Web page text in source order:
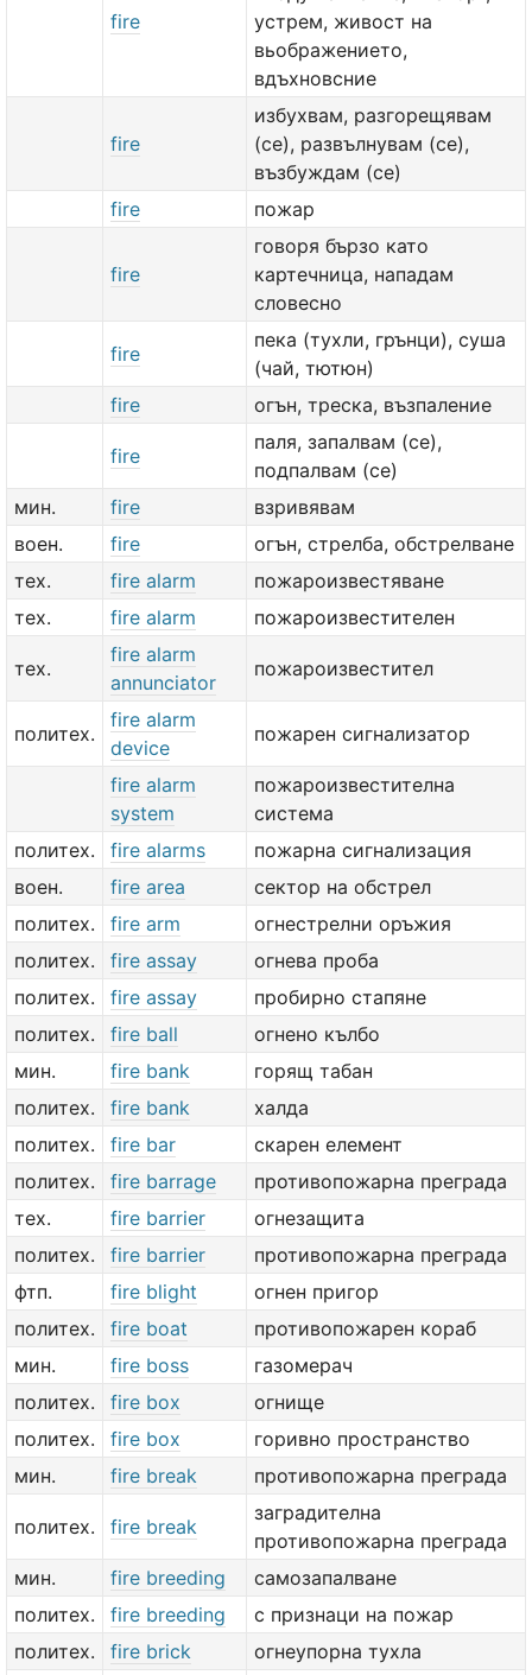
fire
устрем, живост на
вьображението,
вдъхновсние
fire
избухвам, разгорещявам
(се), развълнувам (се),
възбуждам (се)
fire
пожар
fire
говоря бързо като
картечница, нападам
словесно
fire
пека (тухли, грънци), суша
(чай, тютюн)
fire
огън, треска, възпаление
fire
паля, запалвам (се),
подпалвам (се)
мин.
fire
взривявам
воен.
fire
огън, стрелба, обстрелване
тех.
fire alarm
пожароизвестяване
тех.
fire alarm пожароизвестителен
тех.
fire alarm
annunciator
пожароизвестител
политех.
fire alarm
device
пожарен сигнализатор
fire alarm
system
пожароизвестителна
система
политех.
fire alarms
пожарна сигнализация
воен.
fire area
сектор на обстрел
политех.
fire arm
огнестрелни оръжия
политех.
fire assay
огнева проба
политех.
fire assay
пробирно стапяне
политех.
fire ball
огнено кълбо
мин.
fire bank
горящ табан
политех.
fire bank
халда
политех.
fire bar
скарен елемент
политех.
fire barrage
противопожарна преграда
тех.
fire barrier
огнезащита
политех.
fire barrier
противопожарна преграда
фтп.
fire blight
огнен пригор
политех.
fire boat
противопожарен кораб
мин.
fire boss
газомерач
политех.
fire box
огнище
политех.
fire box
горивно пространство
мин.
fire break противопожарна преграда
политех. fire break
заградителна
противопожарна преграда
мин.
fire breeding
самозапалване
политех.
fire breeding
с признаци на пожар
политех.
fire brick
огнеупорна тухла